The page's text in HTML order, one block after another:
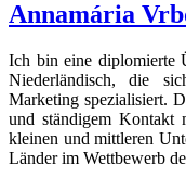
Annamária
Ich bin eine diplomierte
Niederländisch, die
Marketing spezialisiert.
und ständigem Kontakt
kleinen und mittleren
Länder im Wettbewerb